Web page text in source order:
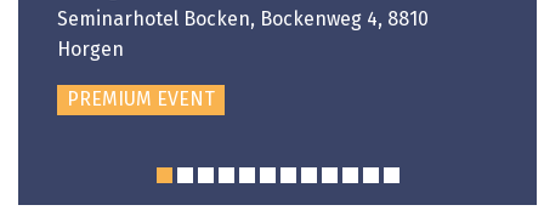
Seminarhotel Bocken, Bockenweg 4, 8810
Horgen
PREMIUM EVENT